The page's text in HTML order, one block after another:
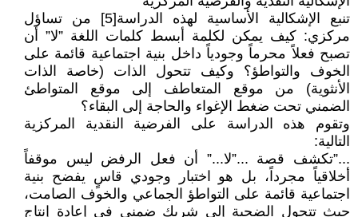
تنبع الإشكالية الأساسية لهذه الدراسة[5] من تساؤل
مركزي: كيف يمكن لكلمة أبسط كلمات اللغة ”لا” أن
تصبح فعلاً محرماً وجودياً داخل بنية اجتماعية قائمة على
الخوف والتواطؤ؟ وكيف تتحول الذات (خاصة الذات
الأنثوية) من موقع المتعاطف إلى موقع المتواطئ
الضمني تحت ضغط الإغواء والحاجة إلى البقاء؟
وتقوم هذه الدراسة على الفرضية النقدية المركزية
التالية:
...”تكشف قصة ...”لا...” أن فعل الرفض ليس موقفاً
أخلاقياً مجرداً، بل هو اختبار وجودي قاسٍ يفضح بنية
اجتماعية قائمة على التواطؤ الجماعي والخوف الصامت،
حيث تتحول الضحية إلى شريك ضمني في إعادة إنتاج